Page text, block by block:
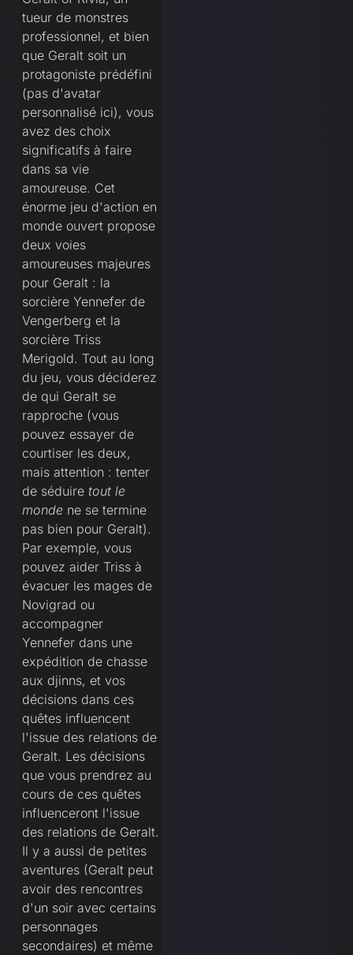
tueur de monstres
professionnel, et bien
que Geralt soit un
protagoniste prédéfini
(pas d'avatar
personnalisé ici), vous
avez des choix
significatifs à faire
dans sa vie
amoureuse. Cet
énorme jeu d'action en
monde ouvert propose
deux voies
amoureuses majeures
pour Geralt : la
sorcière Yennefer de
Vengerberg et la
sorcière Triss
Merigold. Tout au long
du jeu, vous déciderez
de qui Geralt se
rapproche (vous
pouvez essayer de
courtiser les deux,
mais attention : tenter
de séduiretout le
monde ne se termine
pas bien pour Geralt).
Par exemple, vous
pouvez aider Triss à
évacuer les mages de
Novigrad ou
accompagner
Yennefer dans une
expédition de chasse
aux djinns, et vos
décisions dans ces
quêtes influencent
l'issue des relations de
Geralt. Les décisions
que vous prendrez au
cours de ces quêtes
influenceront l'issue
des relations de Geralt.
Il y a aussi de petites
aventures (Geralt peut
avoir des rencontres
d'un soir avec certains
personnages
secondaires) et même